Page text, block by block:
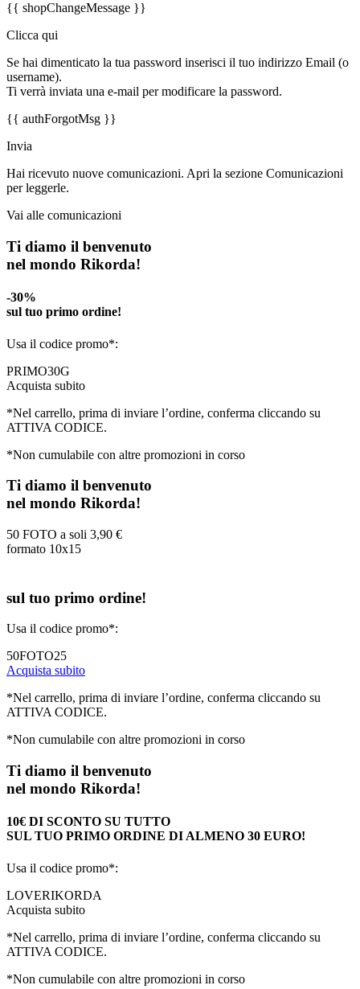
{{ shopChangeMessage }}
Clicca qui
Se hai dimenticato la tua password inserisci il tuo indirizzo Email (o
username).
Ti verrà inviata una e-mail per modificare la password.
{{ authForgotMsg }}
Invia
Hai ricevuto nuove comunicazioni. Apri la sezione Comunicazioni
per leggerle.
Vai alle comunicazioni
Ti diamo il benvenuto
nel mondo Rikorda!
-30%
sul tuo primo ordine!
Usa il codice promo*:
PRIMO30G
Acquista subito
*Nel carrello, prima di inviare l’ordine, conferma cliccando su
ATTIVA CODICE.
*Non cumulabile con altre promozioni in corso
Ti diamo il benvenuto
nel mondo Rikorda!
50 FOTO a soli 3,90 €
formato 10x15
sul tuo primo ordine!
Usa il codice promo*:
50FOTO25
Acquista subito
*Nel carrello, prima di inviare l’ordine, conferma cliccando su
ATTIVA CODICE.
*Non cumulabile con altre promozioni in corso
Ti diamo il benvenuto
nel mondo Rikorda!
10€ DI SCONTO SU TUTTO
SUL TUO PRIMO ORDINE DI ALMENO 30 EURO!
Usa il codice promo*:
LOVERIKORDA
Acquista subito
*Nel carrello, prima di inviare l’ordine, conferma cliccando su
ATTIVA CODICE.
*Non cumulabile con altre promozioni in corso